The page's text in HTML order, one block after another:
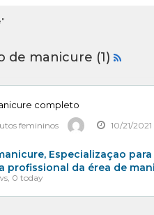
de manicure (1)
completo
femininos 10/21/2021
Especializaçao
profissional da érea de
0 today